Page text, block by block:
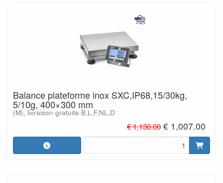
Balance plateforme inox SXC,IP68,15/30kg,
5/10g, 400×300 mm
(M), livraison gratuite B,L,F,NL,D
€ 1,130.00 € 1,007.00